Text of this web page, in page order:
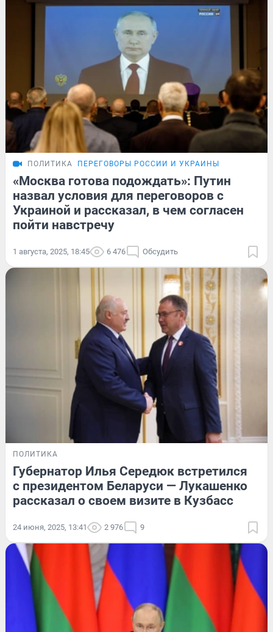
ПОЛИТИКА ПЕРЕГОВОРЫ РОССИИ И УКРАИНЫ
«Москва готова подождать»: Путин
назвал условия для переговоров с
Украиной и рассказал, в чем согласен
пойти навстречу
1 августа, 2025, 18:45 6 476 Обсудить
ПОЛИТИКА
Губернатор Илья Середюк встретился
с президентом Беларуси — Лукашенко
рассказал о своем визите в Кузбасс
24 июня, 2025, 13:41 2 976 9